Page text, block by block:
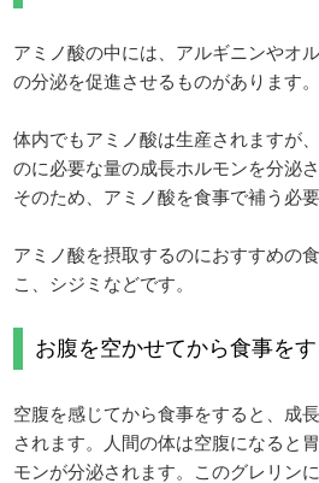
アミノ酸の中には、アルギニンやオ
の分泌を促進させるものがあります。
体内でもアミノ酸は生産されますが
のに必要な量の成長ホルモンを分泌
そのため、アミノ酸を食事で補う必
アミノ酸を摂取するのにおすすめの
こ、シジミなどです。
お腹を空かせてから食事をす
空腹を感じてから食事をすると、成
されます。人間の体は空腹になると
モンが分泌されます。このグレリン